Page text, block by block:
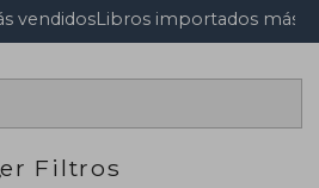
vendidosLibros importados más
Filtros